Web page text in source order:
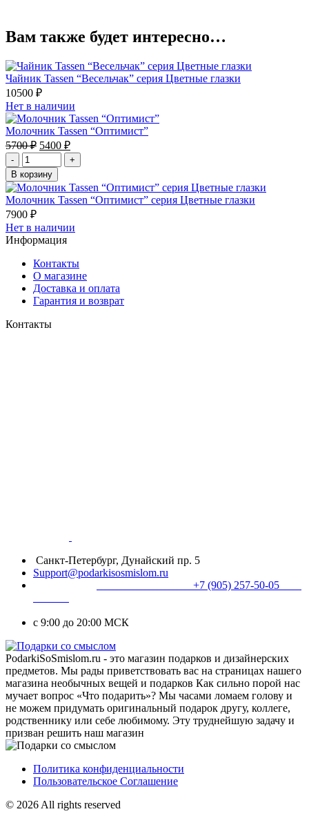
Вам также будет интересно…
Чайник Tassen “Весельчак” серия Цветные глазки
10500 ₽
Нет в наличии
Молочник Tassen “Оптимист”
5700₽ Первоначальная
цена
составляла
5700 ₽.
5400 ₽Текущая
цена:
5400 ₽.
-
+
В корзину
Молочник Tassen “Оптимист” серия Цветные глазки
7900 ₽
Нет в наличии
Информация
Контакты
О магазине
Доставка и оплата
Гарантия и возврат
Контакты
Санкт-Петербург, Дунайский пр. 5
Support@podarkisosmislom.ru
+7 (905) 257-50-05
с 9:00 до 20:00 МСК
PodarkiSoSmislom.ru - это магазин подарков и дизайнерских
предметов. Мы рады приветствовать вас на страницах нашего
магазина необычных вещей и подарков Как сильно порой нас
мучает вопрос «Что подарить»? Мы часами ломаем голову и
не можем придумать оригинальный подарок другу, коллеге,
родственнику или себе любимому. Эту труднейшую задачу и
призван решить наш магазин
Политика конфиденциальности
Пользовательское Соглашение
© 2026 All rights reserved